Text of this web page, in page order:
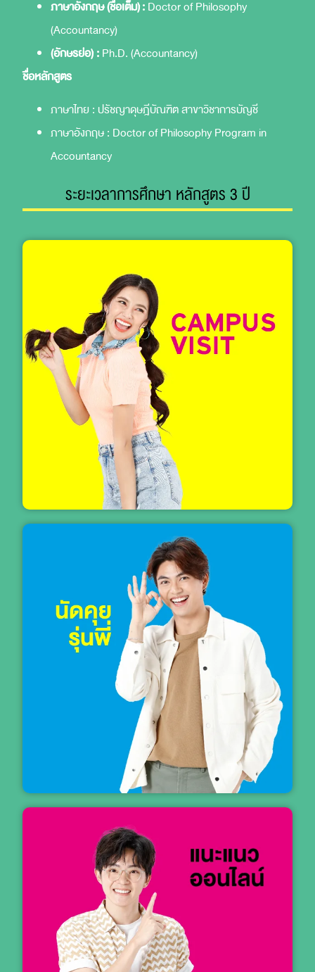
ภาษาอังกฤษ (ชื่อเต็ม) : Doctor of Philosophy
(Accountancy)
(อักษรย่อ) : Ph.D. (Accountancy)
ชื่อหลักสูตร
ภาษาไทย : ปรัชญาดุษฎีบัณฑิต สาขาวิชาการบัญชี
ภาษาอังกฤษ : Doctor of Philosophy Program in
Accountancy
ระยะเวลาการศึกษา หลักสูตร 3 ปี